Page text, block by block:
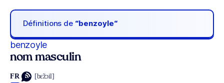
Définitions de “benzoyle“
benzoyle
nom masculin
FR [bɛ̃zɔil]